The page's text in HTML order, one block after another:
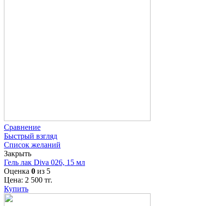
Сравнение
Быстрый взгляд
Список желаний
Закрыть
Гель лак Diva 026, 15 мл
Оценка 0 из 5
Цена: 2 500 тг.
Купить